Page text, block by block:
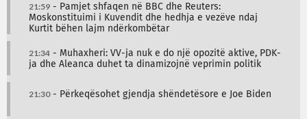
21:59 - Pamjet shfaqen në BBC dhe Reuters:
Moskonstituimi i Kuvendit dhe hedhja e vezëve ndaj
Kurtit bëhen lajm ndërkombëtar
21:34 - Muhaxheri: VV-ja nuk e do një opozitë aktive, PDK-
ja dhe Aleanca duhet ta dinamizojnë veprimin politik
21:30- Përkeqësohet gjendja shëndetësore e Joe Biden